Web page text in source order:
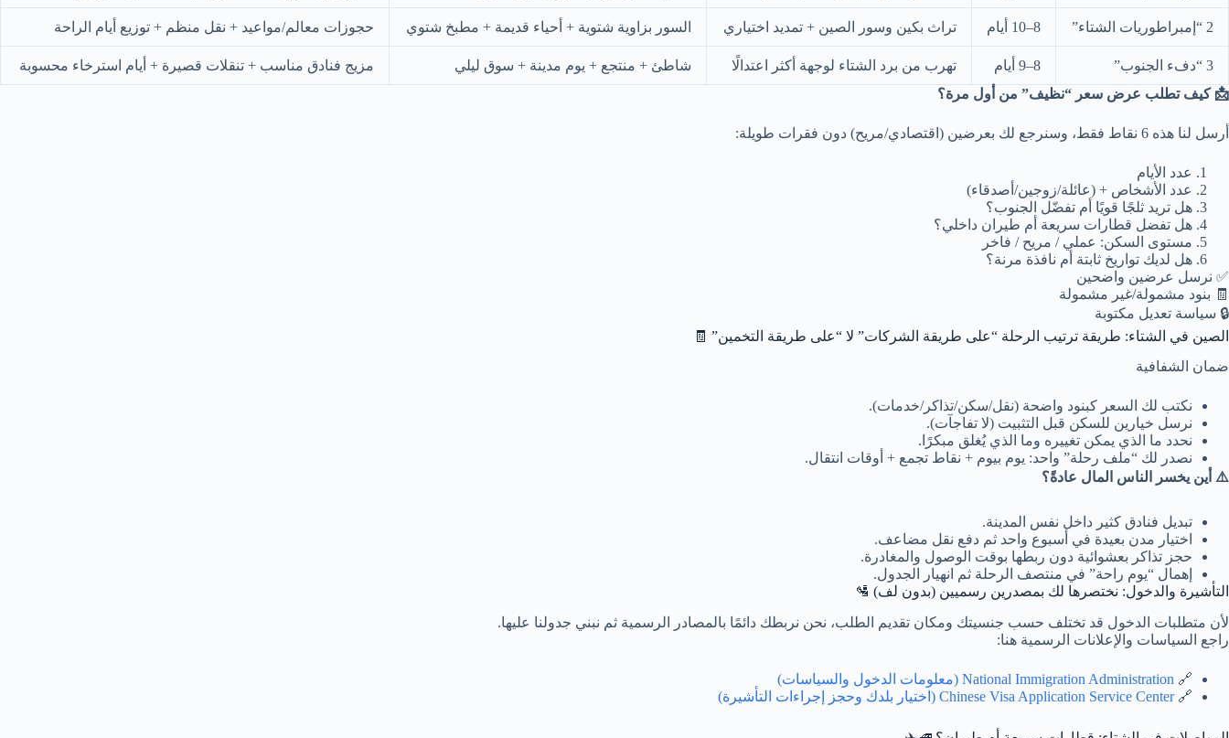
2 “إمبراطوريات الشتاء” 8–10 أيام تراث بكين وسور الصين + تمديد اختياري السور بزاوية شتوية + أحياء قديمة + مطبخ شتوي حجوزات معالم/مواعيد + نقل منظم + توزيع أيام الراحة
3 “دفء الجنوب” 8–9 أيام تهرب من برد الشتاء لوجهة أكثر اعتدالًا شاطئ + منتجع + يوم مدينة + سوق ليلي
مزيج فنادق مناسب + تنقلات قصيرة + أيام استرخاء محسوبة
📩 كيف تطلب عرض سعر “نظيف” من أول مرة؟
أرسل لنا هذه 6 نقاط فقط، وسنرجع لك بعرضين (اقتصادي/مريح) دون فقرات طويلة:
عدد الأيام
عدد الأشخاص + (عائلة/زوجين/أصدقاء)
هل تريد ثلجًا قويًا أم تفضّل الجنوب؟
هل تفضل قطارات سريعة أم طيران داخلي؟
مستوى السكن: عملي / مريح / فاخر
هل لديك تواريخ ثابتة أم نافذة مرنة؟
✅ نرسل عرضين واضحين
🧾 بنود مشمولة/غير مشمولة
🔒 سياسة تعديل مكتوبة
الصين في الشتاء: طريقة ترتيب الرحلة “على طريقة الشركات” لا “على طريقة التخمين” 🧾
ضمان الشفافية
نكتب لك السعر كبنود واضحة (نقل/سكن/تذاكر/خدمات).
نرسل خيارين للسكن قبل التثبيت (لا تفاجآت).
نحدد ما الذي يمكن تغييره وما الذي يُغلق مبكرًا.
نصدر لك “ملف رحلة” واحد: يوم بيوم + نقاط تجمع + أوقات انتقال.
⚠️ أين يخسر الناس المال عادةً؟
تبديل فنادق كثير داخل نفس المدينة.
اختيار مدن بعيدة في أسبوع واحد ثم دفع نقل مضاعف.
حجز تذاكر بعشوائية دون ربطها بوقت الوصول والمغادرة.
إهمال “يوم راحة” في منتصف الرحلة ثم انهيار الجدول.
التأشيرة والدخول: نختصرها لك بمصدرين رسميين (بدون لف) 🛂
لأن متطلبات الدخول قد تختلف حسب جنسيتك ومكان تقديم الطلب، نحن نربطك دائمًا بالمصادر الرسمية ثم نبني جدولنا عليها.
راجع السياسات والإعلانات الرسمية هنا:
🔗 National Immigration Administration (معلومات الدخول والسياسات)
🔗Chinese Visa Application Service Center (اختيار بلدك وحجز إجراءات التأشيرة)